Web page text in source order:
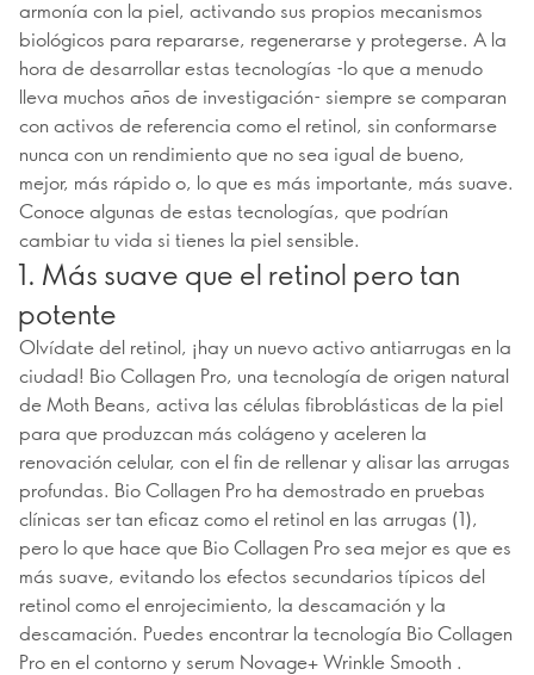
armonía con la piel, activando sus propios mecanismos
biológicos para repararse, regenerarse y protegerse. A la
hora de desarrollar estas tecnologías -lo que a menudo
lleva muchos años de investigación- siempre se comparan
con activos de referencia como el retinol, sin conformarse
nunca con un rendimiento que no sea igual de bueno,
mejor, más rápido o, lo que es más importante, más suave.
Conoce algunas de estas tecnologías, que podrían
cambiar tu vida si tienes la piel sensible.
1. Más suave que el retinol pero tan
potente
Olvídate del retinol, ¡hay un nuevo activo antiarrugas en la
ciudad! Bio Collagen Pro, una tecnología de origen natural
de Moth Beans, activa las células fibroblásticas de la piel
para que produzcan más colágeno y aceleren la
renovación celular, con el fin de rellenar y alisar las arrugas
profundas. Bio Collagen Pro ha demostrado en pruebas
clínicas ser tan eficaz como el retinol en las arrugas (1),
pero lo que hace que Bio Collagen Pro sea mejor es que es
más suave, evitando los efectos secundarios típicos del
retinol como el enrojecimiento, la descamación y la
descamación. Puedes encontrar la tecnología Bio Collagen
Pro en el contorno y serum Novage+ Wrinkle Smooth .